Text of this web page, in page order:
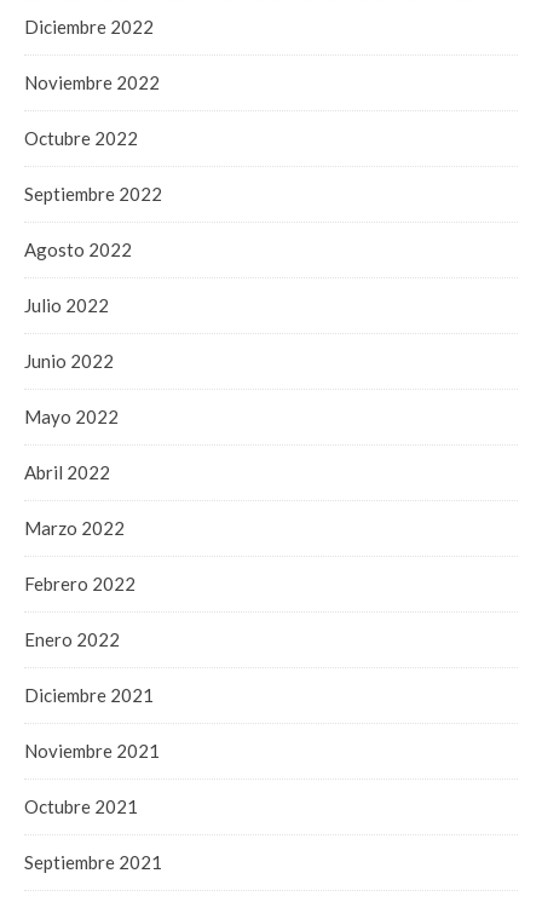
Diciembre 2022
Noviembre 2022
Octubre 2022
Septiembre 2022
Agosto 2022
Julio 2022
Junio 2022
Mayo 2022
Abril 2022
Marzo 2022
Febrero 2022
Enero 2022
Diciembre 2021
Noviembre 2021
Octubre 2021
Septiembre 2021